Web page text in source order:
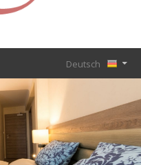
Deutsch
English
Nederlands